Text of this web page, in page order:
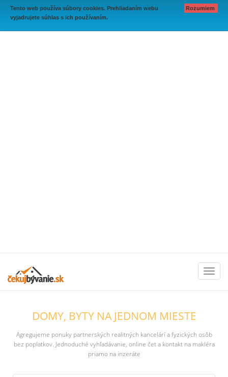
Tento web používa súbory cookies. Prehliadaním webu
vyjadrujete súhlas s ich používaním.
Rozumiem
DOMY, BYTY NA JEDNOM MIESTE
Agregujeme ponuky partnerských realitných kancelárí a fyzických osôb
bez poplatkov. Jednoduché vyhľadávanie, online čet a kontakt na makléra
priamo na inzeráte